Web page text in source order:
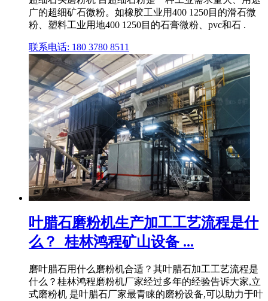
广的超细矿石微粉。如橡胶工业用400 1250目的滑石微
粉、塑料工业用地400 1250目的石膏微粉、pvc和石 .
联系电话: 180 3780 8511
叶腊石磨粉机生产加工工艺流程是什
么？_桂林鸿程矿山设备 ...
磨叶腊石用什么磨粉机合适？其叶腊石加工工艺流程是
什么？桂林鸿程磨粉机厂家经过多年的经验告诉大家,立
式磨粉机 是叶腊石厂家最青睐的磨粉设备,可以助力于叶